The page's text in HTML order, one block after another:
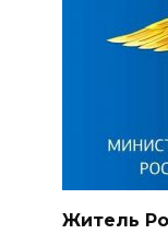
Житель